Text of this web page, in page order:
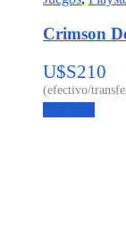
Crimson
U$S210